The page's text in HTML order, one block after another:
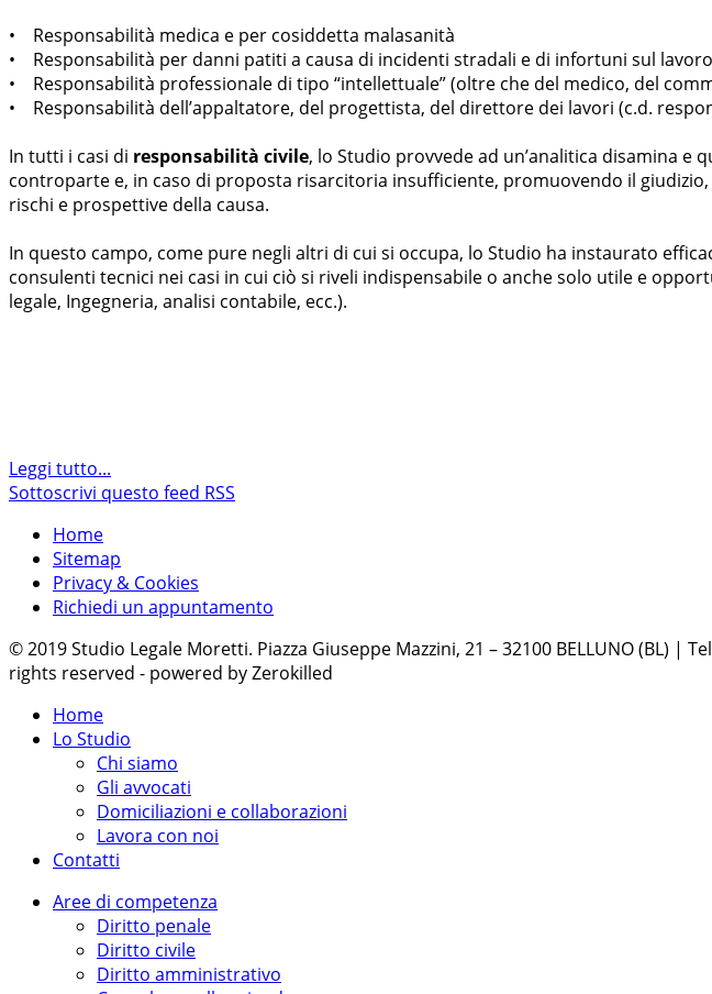
• Responsabilità medica e per cosiddetta malasanità
• Responsabilità per danni patiti a causa di incidenti stradali e di infortuni sul lavoro
• Responsabilità professionale di tipo “intellettuale” (oltre che del medico, del
• Responsabilità dell’appaltatore, del progettista, del direttore dei lavori (c.d.
In tutti i casi di responsabilità civile, lo Studio provvede ad un’analitica disamina
controparte e, in caso di proposta risarcitoria insufficiente, promuovendo il
rischi e prospettive della causa.
In questo campo, come pure negli altri di cui si occupa, lo Studio ha instaurato
consulenti tecnici nei casi in cui ciò si riveli indispensabile o anche solo utile e
legale, Ingegneria, analisi contabile, ecc.).
Leggi tutto...
Sottoscrivi questo feed RSS
Home
Sitemap
Privacy & Cookies
Richiedi un appuntamento
© 2019 Studio Legale Moretti. Piazza Giuseppe Mazzini, 21 – 32100 BELLUNO (BL) |
rights reserved - powered by Zerokilled
Home
Lo Studio
Chi siamo
Gli avvocati
Domiciliazioni e collaborazioni
Lavora con noi
Contatti
Aree di competenza
Diritto penale
Diritto civile
Diritto amministrativo